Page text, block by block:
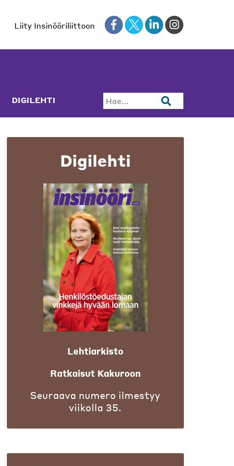
Liity Insinööriliittoon
DIGILEHTI Hae...
Digilehti
Lehtiarkisto
Ratkaisut Kakuroon
Seuraava numero ilmestyy
viikolla 35.